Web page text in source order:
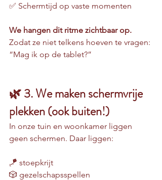
✅ Schermtijd op vaste momenten
We hangen dit ritme zichtbaar op.
Zodat ze niet telkens hoeven te vragen:
“Mag ik op de tablet?”
🌿 3. We maken schermvrije
plekken (ook buiten!)
In onze tuin en woonkamer liggen
geen schermen. Daar liggen:
🪁 stoepkrijt
🎲 gezelschapsspellen